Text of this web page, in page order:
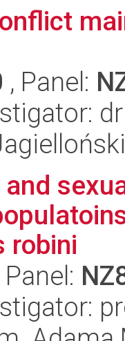
, Panel:
robini
Panel: